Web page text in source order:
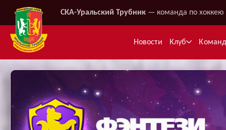
СКА-Уральский Трубник — команда по хоккею
Новости Клуб